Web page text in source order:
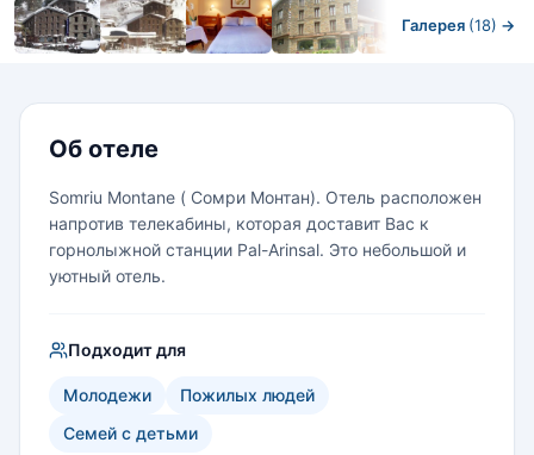
Галерея (18) →
Об отеле
Somriu Montane ( Сомри Монтан). Отель расположен
напротив телекабины, которая доставит Вас к
горнолыжной станции Pal-Arinsal. Это небольшой и
уютный отель.
Подходит для
Молодежи
Пожилых людей
Семей с детьми